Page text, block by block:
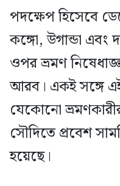
পদক্ষেপ হিসেবে
কঙ্গো, উগান্ডা এবং
ওপর ভ্রমণ
আরব। একই সঙ্গে
যেকোনো
সৌদিতে প্রবেশ
হয়েছে।